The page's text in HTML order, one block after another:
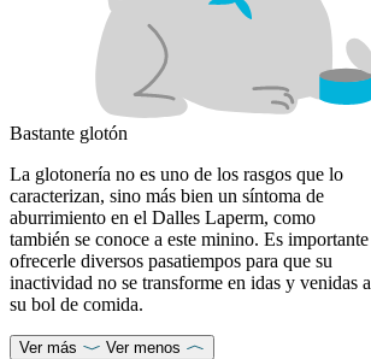
Bastante glotón
La glotonería no es uno de los rasgos que lo
caracterizan, sino más bien un síntoma de
aburrimiento en el Dalles Laperm, como
también se conoce a este minino. Es importante
ofrecerle diversos pasatiempos para que su
inactividad no se transforme en idas y venidas a
su bol de comida.
Ver más Ver menos